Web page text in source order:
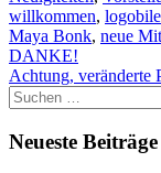
willkommen, logobile
Maya Bonk, neue
DANKE!
Achtung, veränderte
Suchen
nach:
Neueste Beiträge